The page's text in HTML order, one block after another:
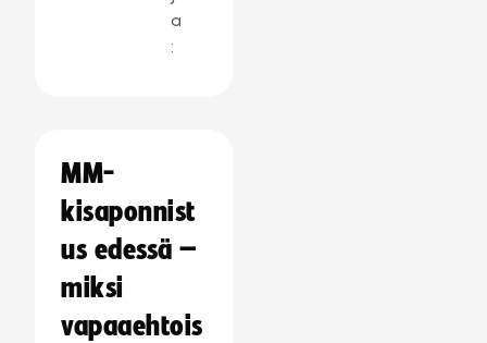
a
:
MM-
kisaponnist
us edessä –
miksi
vapaaehtois